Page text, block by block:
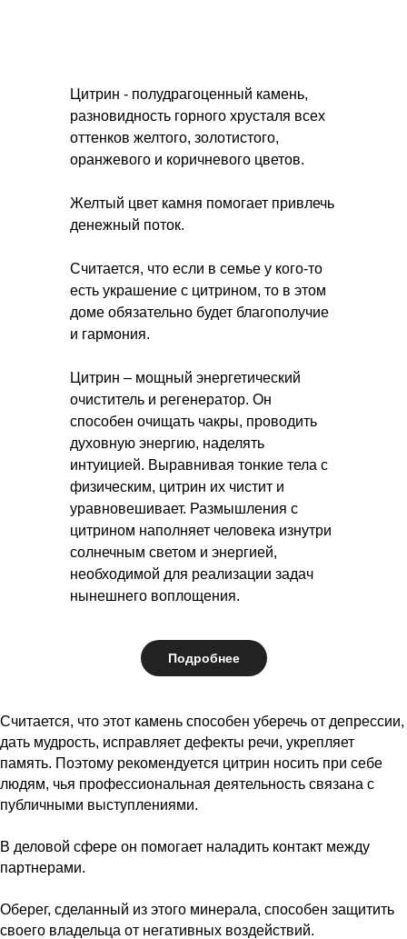
Цитрин - полудрагоценный камень,
разновидность горного хрусталя всех
оттенков желтого, золотистого,
оранжевого и коричневого цветов.
Желтый цвет камня помогает привлечь
денежный поток.
Считается, что если в семье у кого-то
есть украшение с цитрином, то в этом
доме обязательно будет благополучие
и гармония.
Цитрин – мощный энергетический
очиститель и регенератор. Он
способен очищать чакры, проводить
духовную энергию, наделять
интуицией. Выравнивая тонкие тела с
физическим, цитрин их чистит и
уравновешивает. Размышления с
цитрином наполняет человека изнутри
солнечным светом и энергией,
необходимой для реализации задач
нынешнего воплощения.
Подробнее
Считается, что этот камень способен уберечь от депрессии,
дать мудрость, исправляет дефекты речи, укрепляет
память. Поэтому рекомендуется цитрин носить при себе
людям, чья профессиональная деятельность связана с
публичными выступлениями.
В деловой сфере он помогает наладить контакт между
партнерами.
Оберег, сделанный из этого минерала, способен защитить
своего владельца от негативных воздействий.